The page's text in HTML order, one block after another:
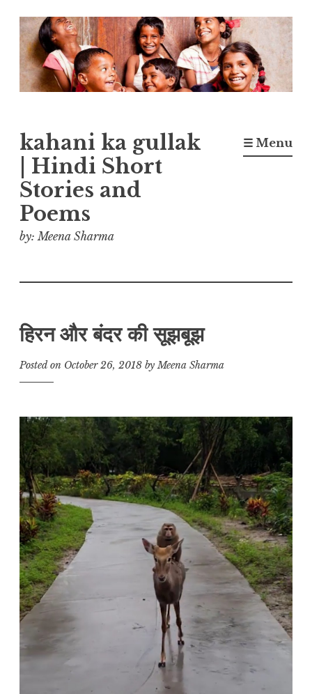
Skip
to
content
kahani ka gullak
| Hindi Short
Stories and
Poems
by: Meena Sharma
☰ Menu
हिरन और बंदर की सूझबूझ
Posted on October 26, 2018 byMeena Sharma